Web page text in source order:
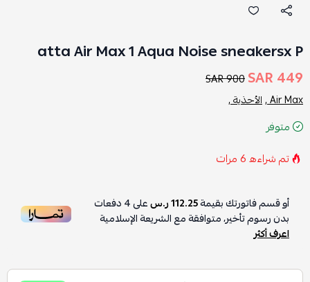
atta Air Max 1 Aqua Noise sneakersx P
449 SAR
900 SAR
Air Max , الأحذية ,
متوفر
تم شراءه6مرات
أو قسم فاتورتك بقيمة112.25 ر.س على4دفعات
بدون رسوم تأخير، متوافقة مع الشريعة الإسلامية
اعرف أكثر